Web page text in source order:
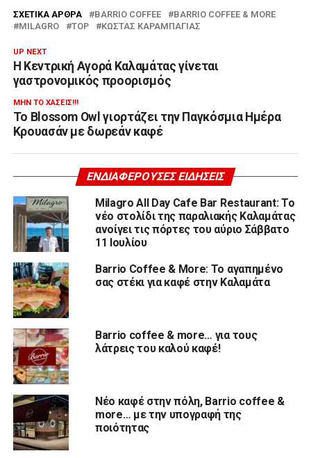
ΣΧΕΤΙΚΆ ΆΡΘΡΑ BARRIO COFFEE
BARRIO COFFEE & MORE
MILAGRO
TOP ΚΏΣΤΑΣ ΚΑΡΑΜΠΆΓΙΑΣ
UP NEXT
Η Κεντρική Αγορά Καλαμάτας γίνεται
γαστρονομικός προορισμός
ΜΗΝ ΤΟ ΧΆΣΕΙΣ!!!
Το Blossom Owl γιορτάζει την Παγκόσμια Ημέρα
Κρουασάν με δωρεάν καφέ
ΕΝΔΙΑΦΈΡΟΥΣΕΣ ΕΙΔΉΣΕΙΣ
Milagro All Day Cafe Bar Restaurant: Το
νέο στολίδι της παραλιακής Καλαμάτας
ανοίγει τις πόρτες του αύριο Σάββατο
11 Ιουλίου
Barrio Coffee & More: Το αγαπημένο
σας στέκι για καφέ στην Καλαμάτα
Barrio coffee & more… για τους
λάτρεις του καλού καφέ!
Νέο καφέ στην πόλη, Barrio coffee &
more… με την υπογραφή της
ποιότητας